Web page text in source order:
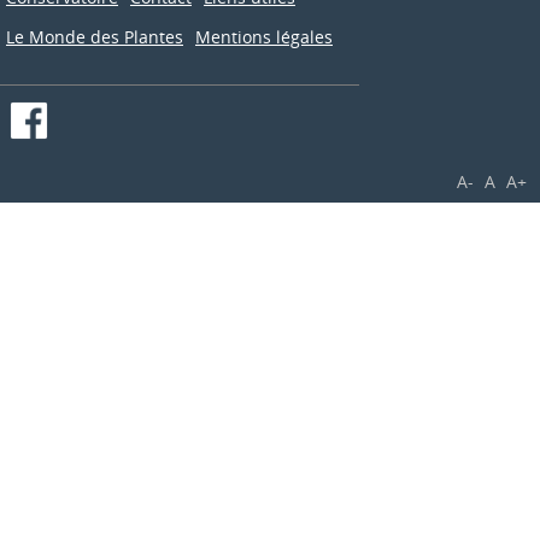
Le Monde des Plantes
Mentions légales
A- A A+